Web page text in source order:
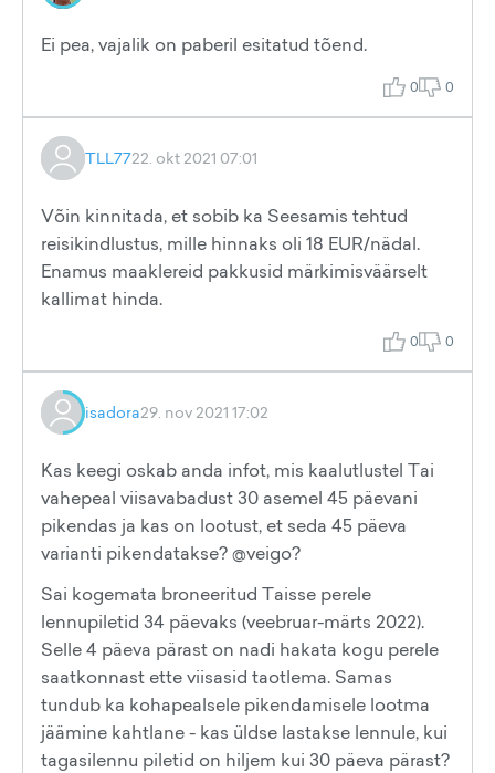
Ei pea, vajalik on paberil esitatud tõend.
0 0
TLL7722. okt 2021 07:01
Võin kinnitada, et sobib ka Seesamis tehtud
reisikindlustus, mille hinnaks oli 18 EUR/nädal.
Enamus maaklereid pakkusid märkimisväärselt
kallimat hinda.
0 0
isadora29. nov 2021 17:02
Kas keegi oskab anda infot, mis kaalutlustel Tai
vahepeal viisavabadust 30 asemel 45 päevani
pikendas ja kas on lootust, et seda 45 päeva
varianti pikendatakse? @veigo?
Sai kogemata broneeritud Taisse perele
lennupiletid 34 päevaks (veebruar-märts 2022).
Selle 4 päeva pärast on nadi hakata kogu perele
saatkonnast ette viisasid taotlema. Samas
tundub ka kohapealsele pikendamisele lootma
jäämine kahtlane - kas üldse lastakse lennule, kui
tagasilennu piletid on hiljem kui 30 päeva pärast?